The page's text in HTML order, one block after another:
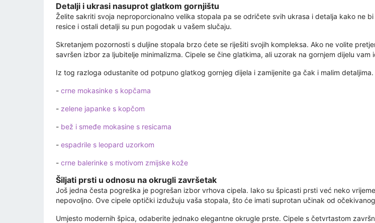
Detalji i ukrasi nasuprot glatkom gornjištu
Želite sakriti svoja neproporcionalno velika stopala pa se odričete svih ukrasa i detalja kako ne
resice i ostali detalji su pun pogodak u vašem slučaju.
Skretanjem pozornosti s duljine stopala brzo ćete se riješiti svojih kompleksa. Ako ne volite
savršen izbor za ljubitelje minimalizma. Cipele se čine glatkima, ali uzorak na gornjem dijelu vam
Iz tog razloga odustanite od potpuno glatkog gornjeg dijela i zamijenite ga čak i malim
- crne mokasinke s kopčama
- zelene japanke s kopčom
- bež i smeđe mokasine s resicama
- espadrile s leopard uzorkom
- crne balerinke s motivom zmijske kože
Šiljati prsti u odnosu na okrugli završetak
Još jedna česta pogreška je pogrešan izbor vrhova cipela. Iako su špicasti prsti već neko
nepovoljno. Ove cipele optički izdužuju vaša stopala, što će imati suprotan učinak od
Umjesto modernih špica, odaberite jednako elegantne okrugle prste. Cipele s četvrtastom